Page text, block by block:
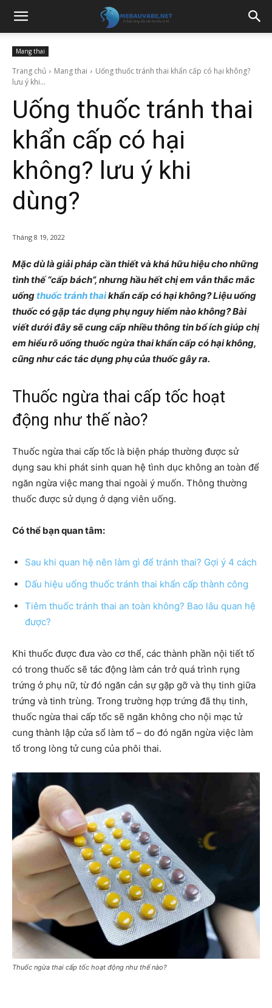
Mang thai
Trang chủ Mang thai
Uống thuốc tránh thai khẩn cấp có hại không?
lưu ý khi...
Uống thuốc tránh thai
khẩn cấp có hại
không? lưu ý khi
dùng?
Tháng 8 19, 2022
Mặc dù là giải pháp cần thiết và khá hữu hiệu cho những
tình thế “cấp bách”, nhưng hầu hết chị em vẫn thắc mắc
uống thuốc tránh thaikhẩn cấp có hại không? Liệu uống
thuốc có gặp tác dụng phụ nguy hiểm nào không? Bài
viết dưới đây sẽ cung cấp nhiều thông tin bổ ích giúp chị
em hiểu rõ uống thuốc ngừa thai khẩn cấp có hại không,
cũng như các tác dụng phụ của thuốc gây ra.
Thuốc ngừa thai cấp tốc hoạt
động như thế nào?
Thuốc ngừa thai cấp tốc là biện pháp thường được sử
dụng sau khi phát sinh quan hệ tình dục không an toàn để
ngăn ngừa việc mang thai ngoài ý muốn. Thông thường
thuốc được sử dụng ở dạng viên uống.
Có thể bạn quan tâm:
Sau khi quan hệ nên làm gì để tránh thai? Gợi ý 4 cách
Dấu hiệu uống thuốc tránh thai khẩn cấp thành công
Tiêm thuốc tránh thai an toàn không? Bao lâu quan hệ
được?
Khi thuốc được đưa vào cơ thể, các thành phần nội tiết tố
có trong thuốc sẽ tác động làm cản trở quá trình rụng
trứng ở phụ nữ, từ đó ngăn cản sự gặp gỡ và thụ tinh giữa
trứng và tinh trùng. Trong trường hợp trứng đã thụ tinh,
thuốc ngừa thai cấp tốc sẽ ngăn không cho nội mạc tử
cung thành lập cửa sổ làm tổ – do đó ngăn ngừa việc làm
tổ trong lòng tử cung của phôi thai.
Thuốc ngừa thai cấp tốc hoạt động như thế nào?